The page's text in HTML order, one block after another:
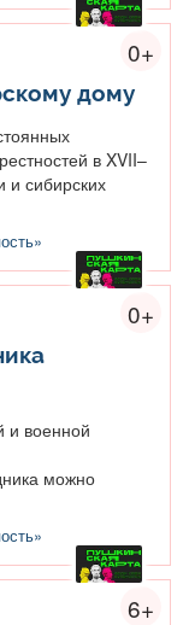
0+
дому
в XVII–
и сибирских
0+
и военной
можно
6+